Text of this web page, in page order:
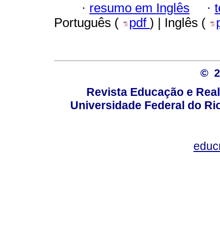
· resumo em Inglês ·
Português (
pdf ) | Inglês (
©
Revista Educação e
Universidade Federal do